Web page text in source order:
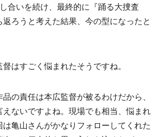
合いを続け、最終的に『踊る大捜査
ろうと考えた結果、今の型になったと
はすごく悩まれたそうですね。
の責任は本広監督が被るわけだから、
ないですよね。現場でも相当、悩まれ
亀山さんがかなりフォローしてくれた